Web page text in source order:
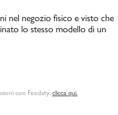
nel negozio fisico e visto che
lo stesso modello di un
con Feedaty, clicca qui.